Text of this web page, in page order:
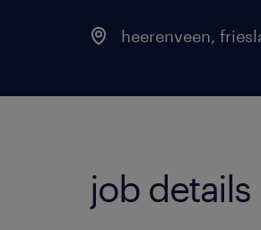
heerenveen,
job details